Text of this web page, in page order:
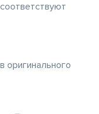
оригинального